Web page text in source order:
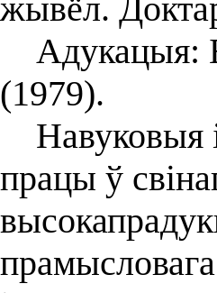
жывёл.
Адукацыя:
(1979).
Навуковыя
працы ў